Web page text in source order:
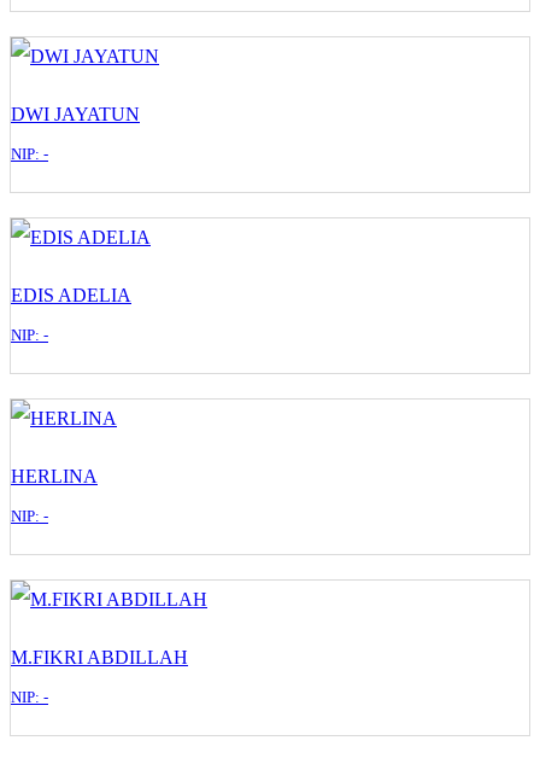
DWI JAYATUN
NIP: -
EDIS ADELIA
NIP: -
HERLINA
NIP: -
M.FIKRI ABDILLAH
NIP: -